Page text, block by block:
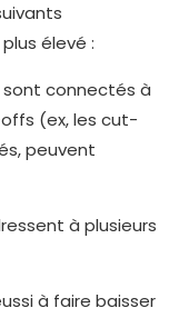
élevé :
sont connectés à
(ex, les cut-
peuvent
à plusieurs
à faire baisser